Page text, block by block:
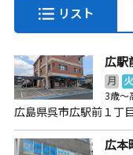
リスト
広駅
月 火
3歳～
広島県呉市広駅前１丁
広本